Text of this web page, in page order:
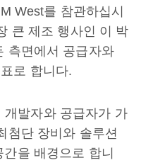
West를 참관하십시
큰 제조 행사인 이 박
측면에서 공급자와
로 합니다.
발자와 공급자가 가
첨단 장비와 솔루션
을 배경으로 합니